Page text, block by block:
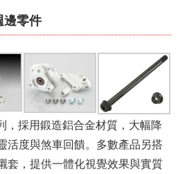
邊零件
，採用鍛造鋁合金材質，大幅降
活度與煞車回饋。多數產品另搭
套，提供一體化視覺效果與實質